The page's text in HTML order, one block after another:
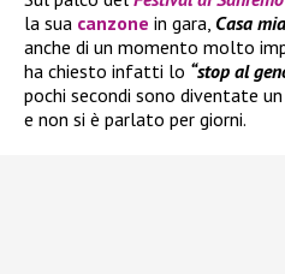
la sua canzone in gara, Casa mia
anche di un momento molto
ha chiesto infatti lo “stop al
pochi secondi sono diventate
e non si è parlato per giorni.